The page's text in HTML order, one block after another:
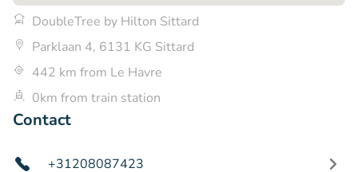
DoubleTree by Hilton Sittard
Parklaan 4, 6131 KG Sittard
442 km from Le Havre
0km from train station
Contact
+31208087423